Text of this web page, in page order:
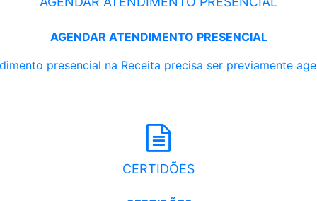
AGENDAR ATENDIMENTO PRESENCIAL
presencial na Receita precisa ser previamente
CERTIDÕES